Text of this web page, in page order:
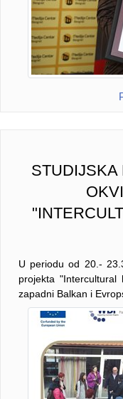
STUDIJSKA
U periodu od 20.-
projekta
zapadni Balkan i